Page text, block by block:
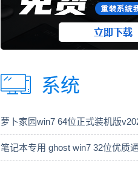
系统
萝卜家园win7 64位正式装机版
笔记本专用 ghost win7 32位优质通